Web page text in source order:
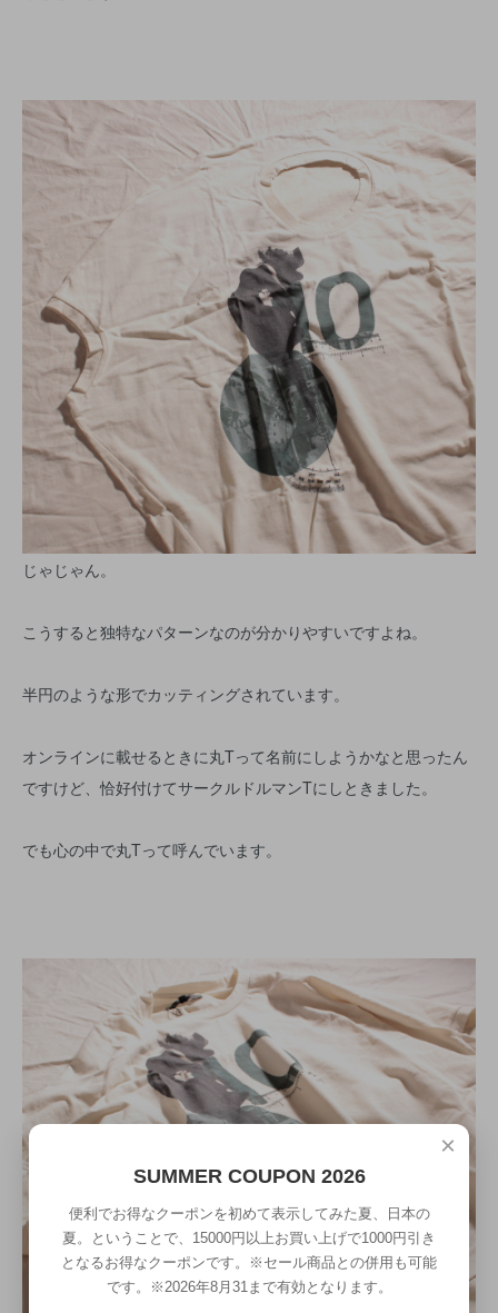
じゃじゃん。
こうすると独特なパターンなのが分かりやすいですよね。
半円のような形でカッティングされています。
オンラインに載せるときに丸Tって名前にしようかなと思ったん
ですけど、恰好付けてサークルドルマンTにしときました。
でも心の中で丸Tって呼んでいます。
×
SUMMER COUPON 2026
便利でお得なクーポンを初めて表示してみた夏、日本の
夏。ということで、15000円以上お買い上げで1000円引き
となるお得なクーポンです。※セール商品との併用も可能
です。※2026年8月31まで有効となります。